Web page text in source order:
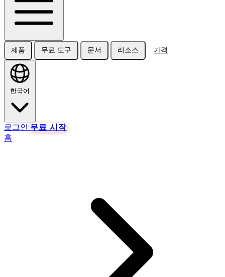
제품 무료 도구 문서 리소스 가격
한국어
로그인 무료 시작
홈